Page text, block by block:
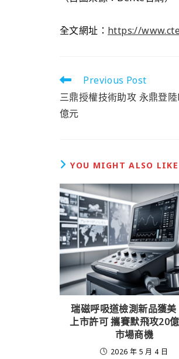
全文網址： https://
Previous Post
三鼎授權技術助攻 永鼎登
億元
YOU MIGHT ALSO LIKE
瑞磁呼吸道檢測新品獲美
上市許可 攜賽默飛攻20
市場商機
2026 年 5 月 4 日